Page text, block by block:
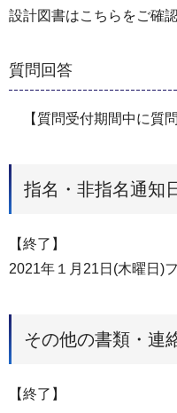
設計図書はこちらをご確
質問回答
【質問受付期間中に質
指名・非指名通知
【終了】
2021年１月21日(木曜日)
その他の書類・連
【終了】